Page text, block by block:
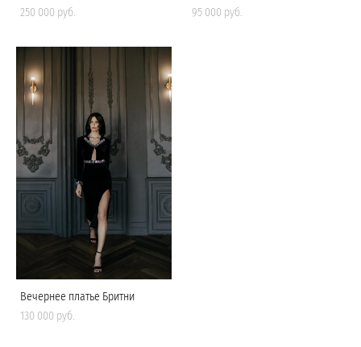
250 000 pуб.
95 000 pуб.
Вечернее платье Бритни
130 000 pуб.